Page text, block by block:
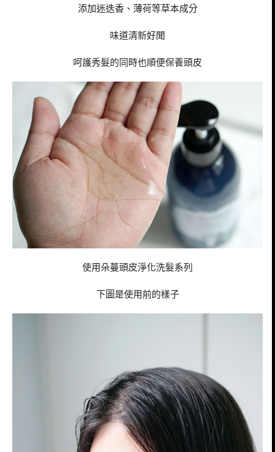
添加迷迭香、薄荷等草本成分
味道清新好聞
呵護秀髮的同時也順便保養頭皮
使用朵蔓頭皮淨化洗髮系列
下圖是使用前的樣子